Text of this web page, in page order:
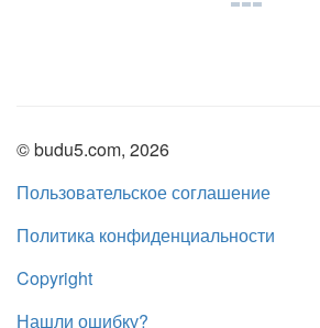
© budu5.com, 2026
Пользовательское соглашение
Политика конфиденциальности
Copyright
Нашли ошибку?